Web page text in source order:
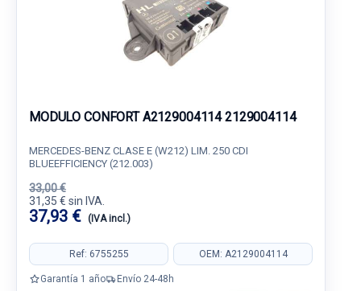
MODULO CONFORT A2129004114 2129004114
MERCEDES-BENZ CLASE E (W212) LIM. 250 CDI
BLUEEFFICIENCY (212.003)
33,00 €
31,35 € sin IVA.
37,93 € (IVA incl.)
Ref: 6755255 OEM: A2129004114
Garantía 1 año Envío 24-48h